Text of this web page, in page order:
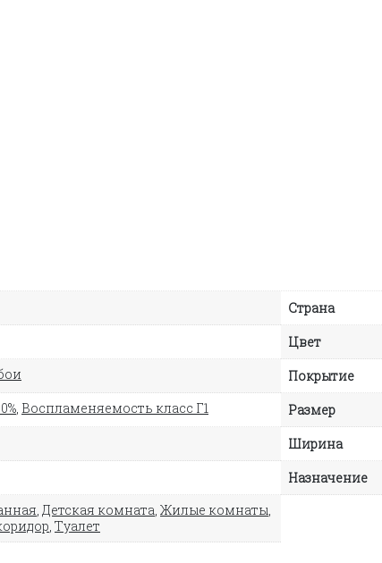
Страна
Цвет
Покрытие
, Воспламеняемость класс Г1 Размер
Ширина
Назначение
, Детская комната, Жилые комнаты,
, Туалет